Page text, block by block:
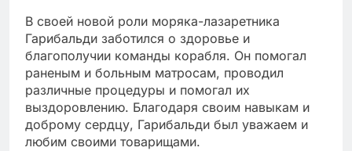
В своей новой роли моряка-лазаретника
Гарибальди заботился о здоровье и
благополучии команды корабля. Он помогал
раненым и больным матросам, проводил
различные процедуры и помогал их
выздоровлению. Благодаря своим навыкам и
доброму сердцу, Гарибальди был уважаем и
любим своими товарищами.